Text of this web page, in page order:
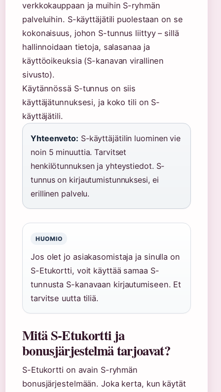
verkkokauppaan ja muihin S-ryhmän
palveluihin. S-käyttäjätili puolestaan on se
kokonaisuus, johon S-tunnus liittyy – sillä
hallinnoidaan tietoja, salasanaa ja
käyttöoikeuksia (S-kanavan virallinen
sivusto).
Käytännössä S-tunnus on siis
käyttäjätunnuksesi, ja koko tili on S-
käyttäjätili.
Yhteenveto: S-käyttäjätilin luominen vie
noin 5 minuuttia. Tarvitset
henkilötunnuksen ja yhteystiedot. S-
tunnus on kirjautumistunnuksesi, ei
erillinen palvelu.
HUOMIO
Jos olet jo asiakasomistaja ja sinulla on
S-Etukortti, voit käyttää samaa S-
tunnusta S-kanavaan kirjautumiseen. Et
tarvitse uutta tiliä.
Mitä S-Etukortti ja
bonusjärjestelmä tarjoavat?
S-Etukortti on avain S-ryhmän
bonusjärjestelmään. Joka kerta, kun käytät